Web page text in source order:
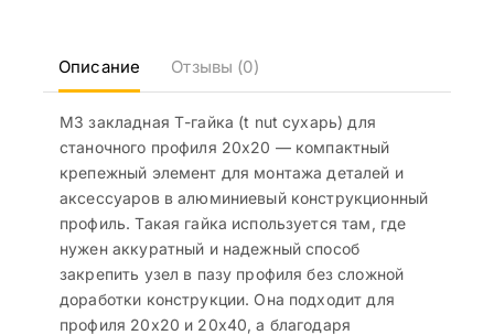
Описание Отзывы (0)
M3 закладная Т-гайка (t nut сухарь) для
станочного профиля 20х20 — компактный
крепежный элемент для монтажа деталей и
аксессуаров в алюминиевый конструкционный
профиль. Такая гайка используется там, где
нужен аккуратный и надежный способ
закрепить узел в пазу профиля без сложной
доработки конструкции. Она подходит для
профиля 20х20 и 20х40, а благодаря